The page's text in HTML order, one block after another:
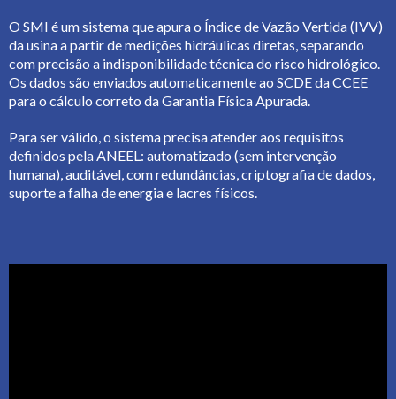
O SMI é um sistema que apura o Índice de Vazão Vertida (IVV)
da usina a partir de medições hidráulicas diretas, separando
com precisão a indisponibilidade técnica do risco hidrológico.
Os dados são enviados automaticamente ao SCDE da CCEE
para o cálculo correto da Garantia Física Apurada.
Para ser válido, o sistema precisa atender aos requisitos
definidos pela ANEEL: automatizado (sem intervenção
humana), auditável, com redundâncias, criptografia de dados,
suporte a falha de energia e lacres físicos.